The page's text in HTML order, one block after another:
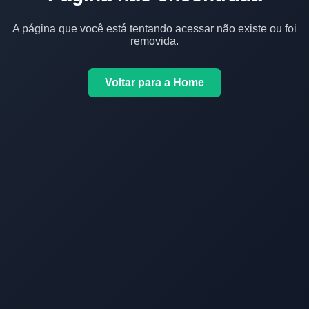
A página que você está tentando acessar não existe ou foi
removida.
Voltar para a Home